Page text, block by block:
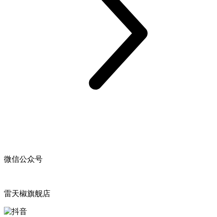
微信公众号
雷天椒旗舰店